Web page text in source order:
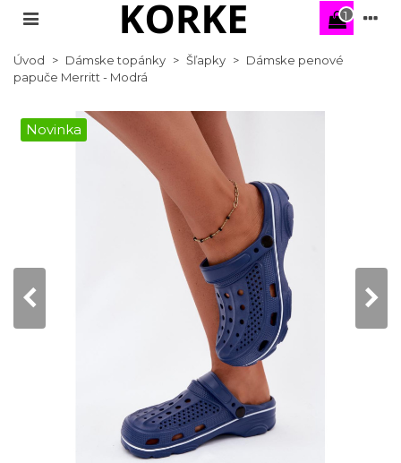
1
Úvod > Dámske topánky > Šľapky > Dámske penové
papuče Merritt - Modrá
Novinka